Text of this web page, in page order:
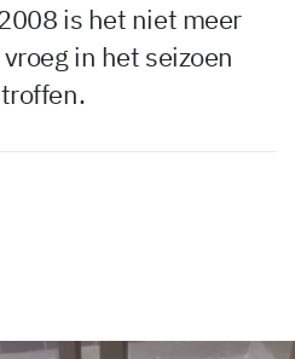
is het niet meer
in het seizoen